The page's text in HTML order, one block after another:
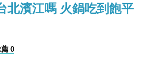
北濱江嗎 火鍋吃到飽平
0